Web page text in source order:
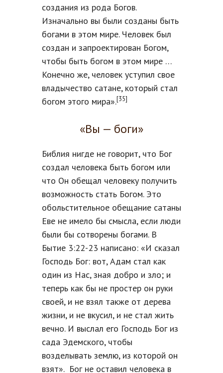
создания из рода Богов.
Изначально вы были созданы быть
богами в этом мире. Человек был
создан и запроектирован Богом,
чтобы быть богом в этом мире …
Конечно же, человек уступил свое
владычество сатане, который стал
богом этого мира».[35]
«Вы — боги»
Библия нигде не говорит, что Бог
создал человека быть богом или
что Он обещал человеку получить
возможность стать Богом. Это
обольстительное обещание сатаны
Еве не имело бы смысла, если люди
были бы сотворены богами. В
Бытие 3:22-23 написано: «И сказал
Господь Бог: вот, Адам стал как
один из Нас, зная добро и зло; и
теперь как бы не простер он руки
своей, и не взял также от дерева
жизни, и не вкусил, и не стал жить
вечно. И выслал его Господь Бог из
сада Эдемского, чтобы
возделывать землю, из которой он
взят». Бог не оставил человека в